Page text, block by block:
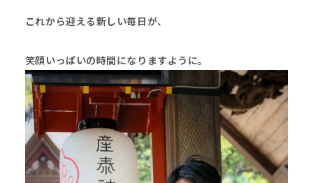
これから迎える新しい毎日が、
笑顔いっぱいの時間になりますように。